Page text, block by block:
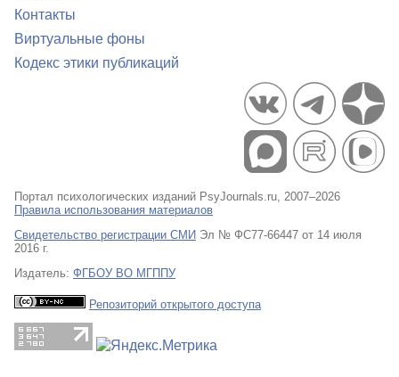
Контакты
Виртуальные фоны
Кодекс этики публикаций
Портал психологических изданий PsyJournals.ru, 2007–2026
Правила использования материалов
Свидетельство регистрации СМИ Эл № ФС77-66447 от 14 июля
2016 г.
Издатель: ФГБОУ ВО МГППУ
Репозиторий открытого доступа